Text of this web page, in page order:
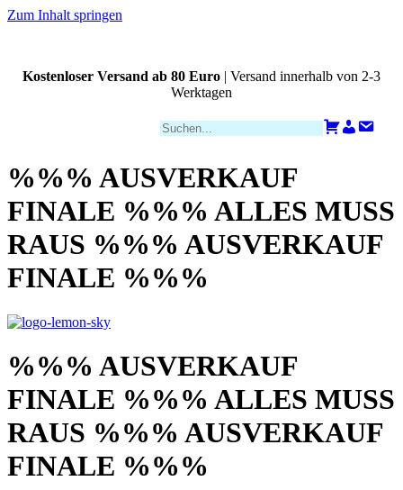
Zum Inhalt springen
Kostenloser Versand ab 80 Euro | Versand innerhalb von 2-3
Werktagen
Zahlungsarten
Warenkorb
Konto
%%% AUSVERKAUF
FINALE %%% ALLES MUSS
RAUS %%% AUSVERKAUF
FINALE %%%
%%% AUSVERKAUF
FINALE %%% ALLES MUSS
RAUS %%% AUSVERKAUF
FINALE %%%